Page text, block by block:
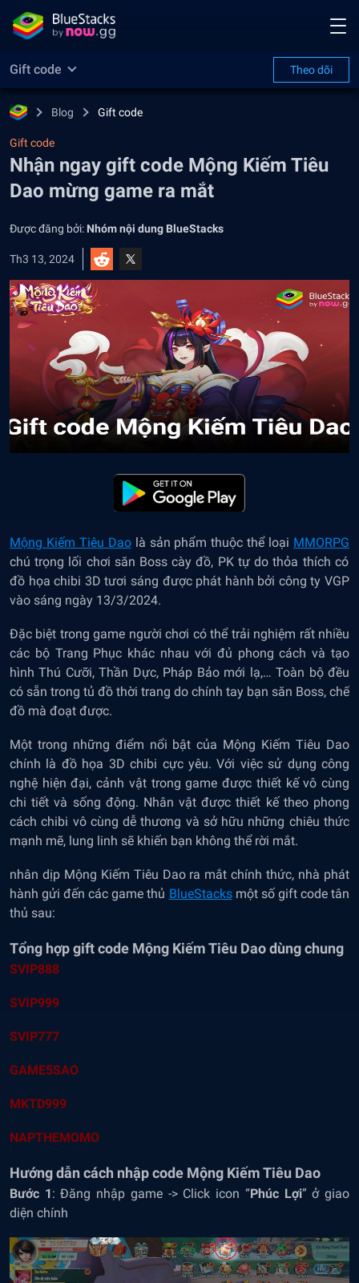
Gift code Theo dõi
Blog Gift code
Gift code
Nhận ngay gift code Mộng Kiếm Tiêu
Dao mừng game ra mắt
Được đăng bởi: Nhóm nội dung BlueStacks
Th3 13, 2024
Mộng Kiếm Tiêu Daolà sản phẩm thuộc thể loại MMORPG
chú trọng lối chơi săn Boss cày đồ, PK tự do thỏa thích có
đồ họa chibi 3D tươi sáng được phát hành bởi công ty VGP
vào sáng ngày 13/3/2024.
Đặc biệt trong game người chơi có thể trải nghiệm rất nhiều
các bộ Trang Phục khác nhau với đủ phong cách và tạo
hình Thú Cưỡi, Thần Dực, Pháp Bảo mới lạ,… Toàn bộ đều
có sẵn trong tủ đồ thời trang do chính tay bạn săn Boss, chế
đồ mà đoạt được.
Một trong những điểm nổi bật của Mộng Kiếm Tiêu Dao
chính là đồ họa 3D chibi cực yêu. Với việc sử dụng công
nghệ hiện đại, cảnh vật trong game được thiết kế vô cùng
chi tiết và sống động. Nhân vật được thiết kế theo phong
cách chibi vô cùng dễ thương và sở hữu những chiêu thức
mạnh mẽ, lung linh sẽ khiến bạn không thể rời mắt.
nhân dịp Mộng Kiếm Tiêu Dao ra mắt chính thức, nhà phát
hành gửi đến các game thủ BlueStacksmột số gift code tân
thủ sau:
Tổng hợp gift code Mộng Kiếm Tiêu Dao dùng chung
SVIP888
SVIP999
SVIP777
GAME5SAO
MKTD999
NAPTHEMOMO
Hướng dẫn cách nhập code Mộng Kiếm Tiêu Dao
Bước 1: Đăng nhập game -> Click icon “Phúc Lợi” ở giao
diện chính